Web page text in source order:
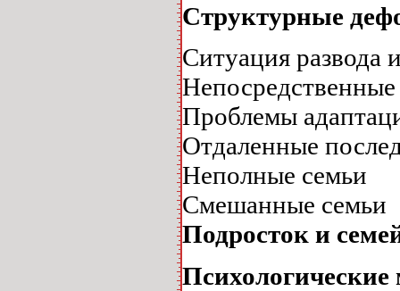
Структурные
Ситуация развода
Непосредственные
Проблемы
Отдаленные
Неполные семьи
Смешанные семьи
Подросток и